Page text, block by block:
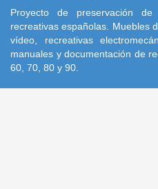
Proyecto de preservación
recreativas españolas. Muebles
vídeo, recreativas
manuales y documentación de
60, 70, 80 y 90.